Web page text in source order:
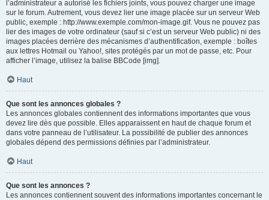
l’administrateur a autorisé les fichiers joints, vous pouvez charger une image
sur le forum. Autrement, vous devez lier une image placée sur un serveur Web
public, exemple : http://www.exemple.com/mon-image.gif. Vous ne pouvez pas
lier des images de votre ordinateur (sauf si c’est un serveur Web public) ni des
images placées derrière des mécanismes d’authentification, exemple : boîtes
aux lettres Hotmail ou Yahoo!, sites protégés par un mot de passe, etc. Pour
afficher l’image, utilisez la balise BBCode [img].
Haut
Que sont les annonces globales ?
Les annonces globales contiennent des informations importantes que vous
devez lire dès que possible. Elles apparaissent en haut de chaque forum et
dans votre panneau de l’utilisateur. La possibilité de publier des annonces
globales dépend des permissions définies par l’administrateur.
Haut
Que sont les annonces ?
Les annonces contiennent souvent des informations importantes concernant le